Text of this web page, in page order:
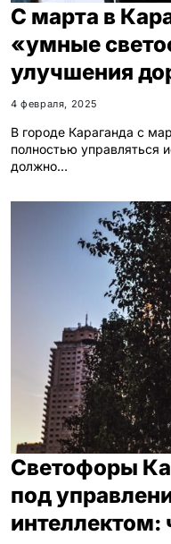
С марта в
«умные
улучшения
4 февраля, 2025
В городе Караганда с
полностью управляться
должно…
Светофоры
под
интеллектом: